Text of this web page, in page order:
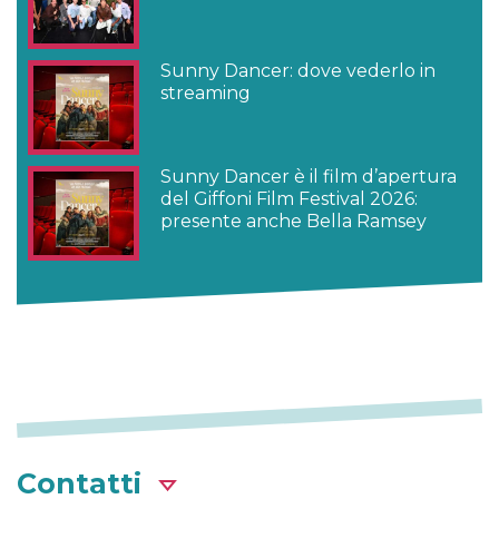
Sunny Dancer: dove vederlo in
streaming
Sunny Dancer è il film d’apertura
del Giffoni Film Festival 2026:
presente anche Bella Ramsey
Contatti